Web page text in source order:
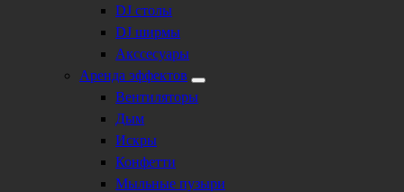
DJ столы
DJ ширмы
Акссесуары
Аренда эффектов
Вентиляторы
Дым
Искры
Конфетти
Мыльные пузыри